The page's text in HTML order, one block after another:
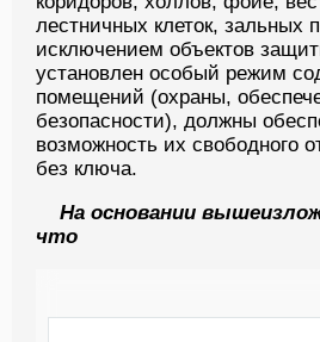
лестничных клеток, зальных
исключением объектов
установлен особый режим
помещений (охраны,
безопасности), должны
возможность их свободного
без ключа.
На основании
что